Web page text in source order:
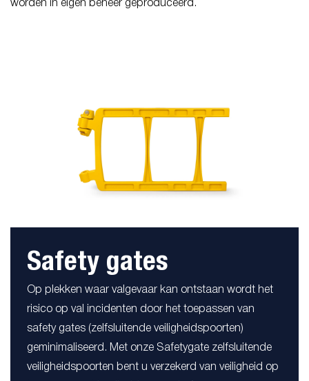
worden in eigen beheer geproduceerd.
Safety gates
Op plekken waar valgevaar kan ontstaan wordt het
risico op val incidenten door het toepassen van
safety gates (zelfsluitende veiligheidspoorten)
geminimaliseerd. Met onze Safetygate zelfsluitende
veiligheidspoorten bent u verzekerd van veiligheid op